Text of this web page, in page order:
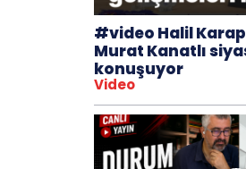
#video Halil
Murat Kanatlı
konuşuyor
Video